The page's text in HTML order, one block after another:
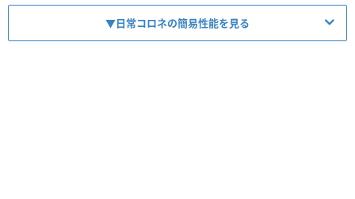
▼日常コロネの簡易性能を見る